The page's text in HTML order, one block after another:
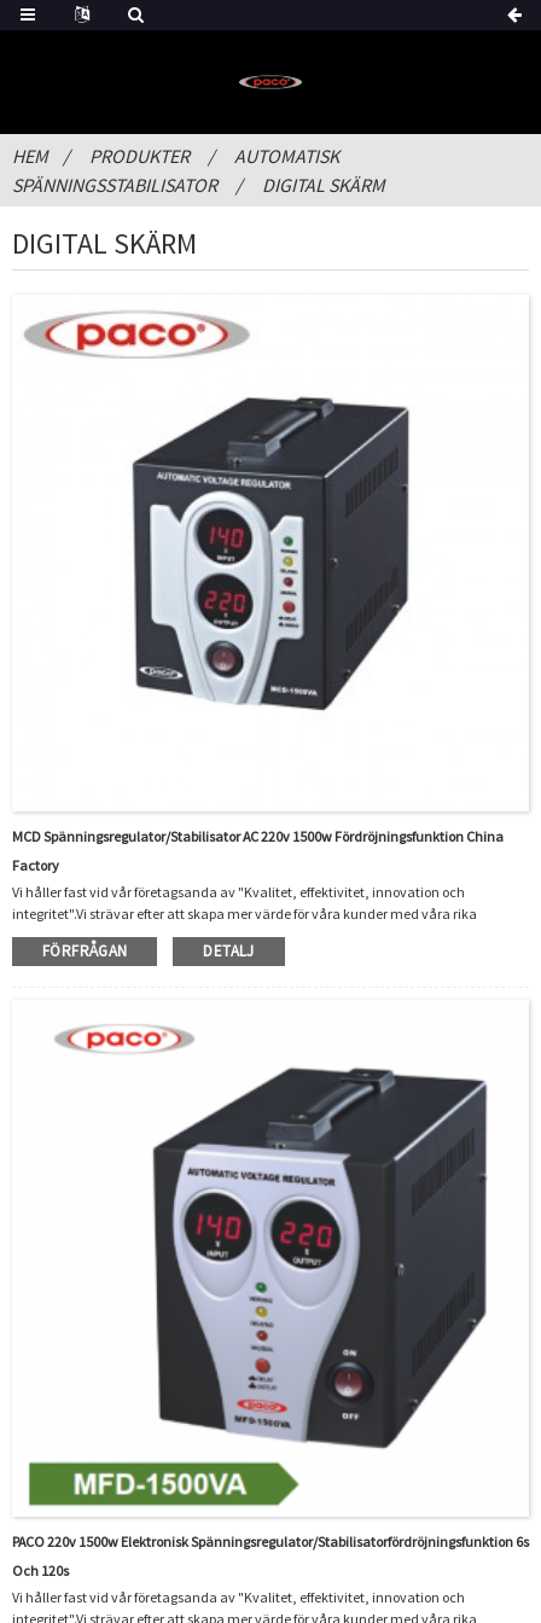
HEM PRODUKTER
AUTOMATISK
SPÄNNINGSSTABILISATOR
DIGITAL SKÄRM
DIGITAL SKÄRM
MCD Spänningsregulator/stabilisator AC 220v 1500w Fördröjningsfunktion China
Factory
Vi håller fast vid vår företagsanda av "Kvalitet, effektivitet, innovation och
integritet".Vi strävar efter att skapa mer värde för våra kunder med våra rika
resurser, avancerade maskiner, erfarna arbetare och utmärkta tjänster för Super
Lägsta Pris Ac 220v 1500w Elektronisk spänningsregulator Fördröjningsfunktion
förslag från vår este...
FÖRFRÅGAN DETALJ
PACO 220v 1500w Elektronisk Spänningsregulator/stabilisatorfördröjningsfunktion 6s
Och 120s
Vi håller fast vid vår företagsanda av "Kvalitet, effektivitet, innovation och
integritet".Vi strävar efter att skapa mer värde för våra kunder med våra rika